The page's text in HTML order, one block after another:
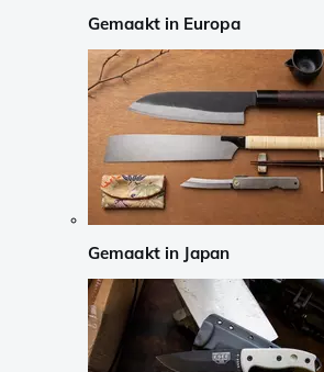
Gemaakt in Europa
Gemaakt in Japan